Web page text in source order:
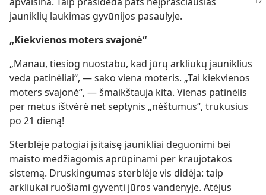
jauniklių laukimas gyvūnijos pasaulyje.
„Kiekvienos moters svajonė“
„Manau, tiesiog nuostabu, kad jūrų arkliukų jauniklius
veda patinėliai“, — sako viena moteris. „Tai kiekvienos
moters svajonė“, — šmaikštauja kita. Vienas patinėlis
per metus ištvėrė net septynis „nėštumus“, trukusius
po 21 dieną!
Sterblėje patogiai įsitaisę jaunikliai deguonimi bei
maisto medžiagomis aprūpinami per kraujotakos
sistemą. Druskingumas sterblėje vis didėja: taip
arkliukai ruošiami gyventi jūros vandenyje. Atėjus